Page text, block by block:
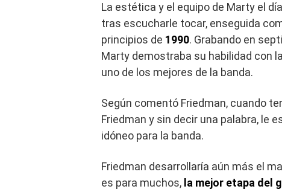
La estética y el equipo de Marty el
tras escucharle tocar, enseguida
principios de 1990. Grabando en
Marty demostraba su habilidad con
uno de los mejores de la banda.
Según comentó Friedman, cuando
Friedman y sin decir una palabra, le
idóneo para la banda.
Friedman desarrollaría aún más el
es para muchos, la mejor etapa del